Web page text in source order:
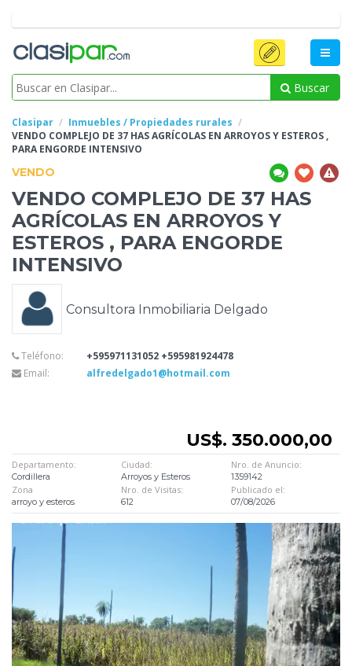
Buscar
Clasipar
Inmuebles / Propiedades rurales
VENDO COMPLEJO DE 37 HAS AGRÍCOLAS EN ARROYOS Y ESTEROS ,
PARA ENGORDE INTENSIVO
VENDO
VENDO COMPLEJO DE 37 HAS
AGRÍCOLAS EN ARROYOS Y
ESTEROS , PARA ENGORDE
INTENSIVO
Consultora Inmobiliaria Delgado
Teléfono:
+595971131052 +595981924478
Email:
alfredelgado1@hotmail.com
US$. 350.000,00
Departamento:
Cordillera
Ciudad:
Arroyos y Esteros
Nro. de Anuncio:
1359142
Zona
arroyo y esteros
Nro. de Visitas:
612
Publicado el:
07/08/2026